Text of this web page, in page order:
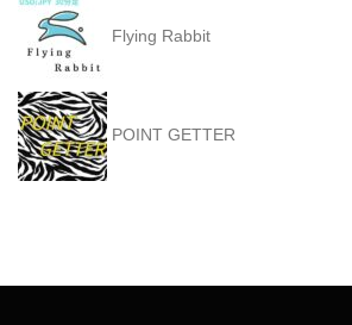
Flying Rabbit
POINT GETTER